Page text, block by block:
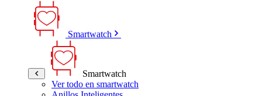
Smartwatch
Smartwatch
Ver todo en smartwatch